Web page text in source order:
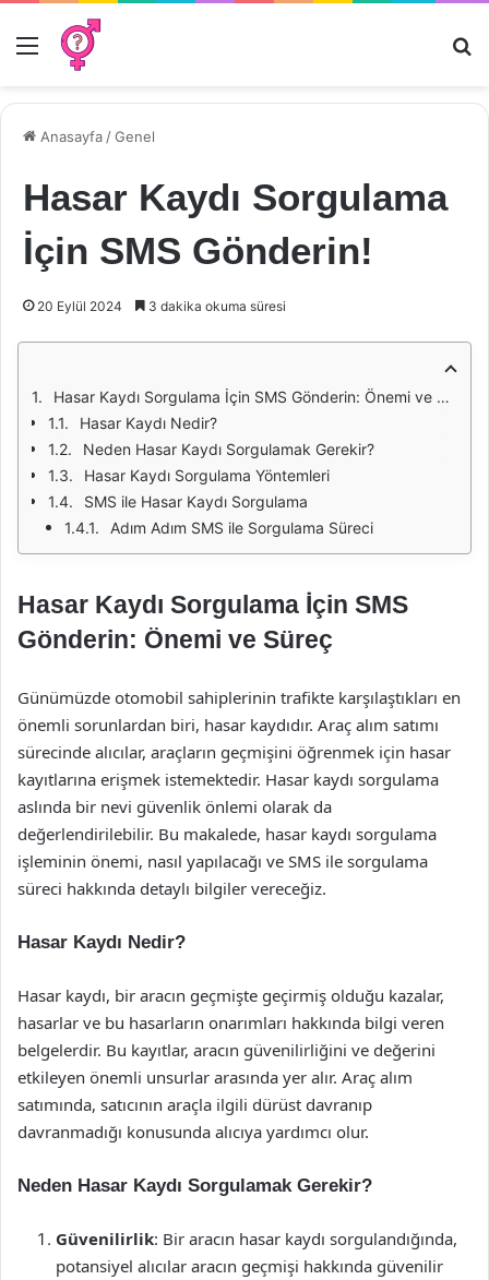
Menü
Anasayfa /Genel
Hasar Kaydı Sorgulama
İçin SMS Gönderin!
20 Eylül 2024 3 dakika okuma süresi
Hasar Kaydı Sorgulama İçin SMS Gönderin: Önemi ve Süreç
Hasar Kaydı Nedir?
Neden Hasar Kaydı Sorgulamak Gerekir?
Hasar Kaydı Sorgulama Yöntemleri
SMS ile Hasar Kaydı Sorgulama
Adım Adım SMS ile Sorgulama Süreci
Hasar Kaydı Sorgulama İçin SMS
Gönderin: Önemi ve Süreç
Günümüzde otomobil sahiplerinin trafikte karşılaştıkları en
önemli sorunlardan biri, hasar kaydıdır. Araç alım satımı
sürecinde alıcılar, araçların geçmişini öğrenmek için hasar
kayıtlarına erişmek istemektedir. Hasar kaydı sorgulama
aslında bir nevi güvenlik önlemi olarak da
değerlendirilebilir. Bu makalede, hasar kaydı sorgulama
işleminin önemi, nasıl yapılacağı ve SMS ile sorgulama
süreci hakkında detaylı bilgiler vereceğiz.
Hasar Kaydı Nedir?
Hasar kaydı, bir aracın geçmişte geçirmiş olduğu kazalar,
hasarlar ve bu hasarların onarımları hakkında bilgi veren
belgelerdir. Bu kayıtlar, aracın güvenilirliğini ve değerini
etkileyen önemli unsurlar arasında yer alır. Araç alım
satımında, satıcının araçla ilgili dürüst davranıp
davranmadığı konusunda alıcıya yardımcı olur.
Neden Hasar Kaydı Sorgulamak Gerekir?
Güvenilirlik: Bir aracın hasar kaydı sorgulandığında,
potansiyel alıcılar aracın geçmişi hakkında güvenilir